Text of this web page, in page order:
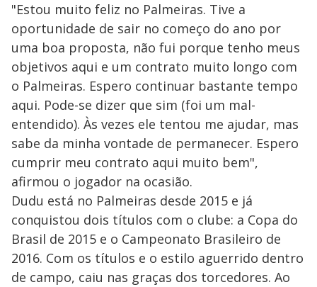
"Estou muito feliz no Palmeiras. Tive a
oportunidade de sair no começo do ano por
uma boa proposta, não fui porque tenho meus
objetivos aqui e um contrato muito longo com
o Palmeiras. Espero continuar bastante tempo
aqui. Pode-se dizer que sim (foi um mal-
entendido). Às vezes ele tentou me ajudar, mas
sabe da minha vontade de permanecer. Espero
cumprir meu contrato aqui muito bem",
afirmou o jogador na ocasião.
Dudu está no Palmeiras desde 2015 e já
conquistou dois títulos com o clube: a Copa do
Brasil de 2015 e o Campeonato Brasileiro de
2016. Com os títulos e o estilo aguerrido dentro
de campo, caiu nas graças dos torcedores. Ao